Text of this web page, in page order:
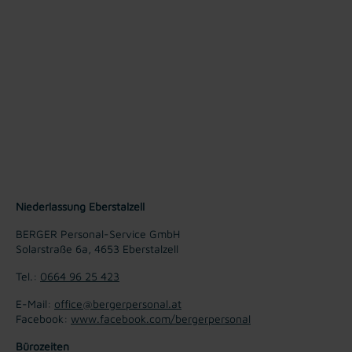
Niederlassung Eberstalzell
BERGER Personal-Service GmbH
Solarstraße 6a, 4653 Eberstalzell
Tel.: 0664 96 25 423
E-Mail: office@bergerpersonal.at
Facebook: www.facebook.com/bergerpersonal
Bürozeiten